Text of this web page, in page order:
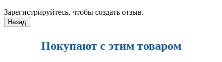
Зарегистрируйтесь, чтобы создать отзыв.
Покупают с этим товаром